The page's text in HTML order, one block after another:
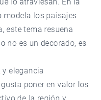
modela los paisajes
este tema resuena
no es un decorado, es
elegancia
gusta poner en valor los